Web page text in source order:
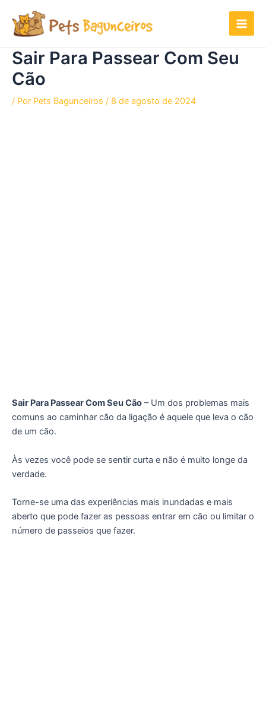
para
conteúdo
Sair Para Passear Com Seu
Cão
/ Por Pets Bagunceiros / 8 de agosto de 2024
Sair Para Passear Com Seu Cão – Um dos problemas mais
comuns ao caminhar cão da ligação é aquele que leva o cão
de um cão.
Às vezes você pode se sentir curta e não é muito longe da
verdade.
Torne-se uma das experiências mais inundadas e mais
aberto que pode fazer as pessoas entrar em cão ou limitar o
número de passeios que fazer.